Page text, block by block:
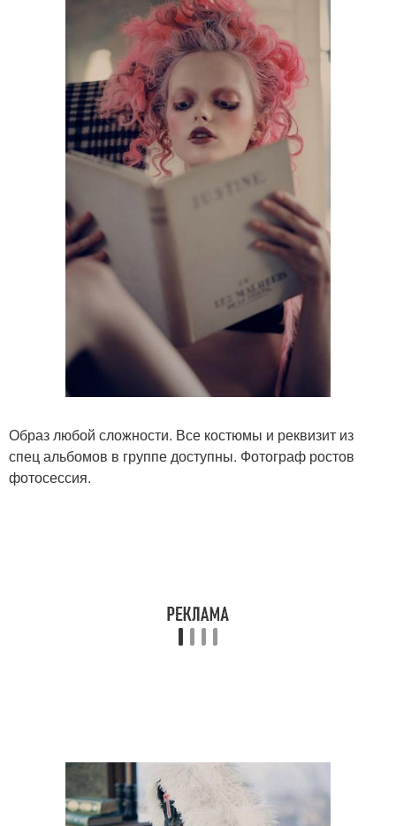
Образ любой сложности. Все костюмы и реквизит из
спец альбомов в группе доступны. Фотограф ростов
фотосессия.